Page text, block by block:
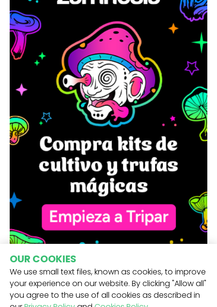
OUR COOKIES
We use small text files, known as cookies, to improve
your experience on our website. By clicking "Allow all"
you agree to the use of all cookies as described in